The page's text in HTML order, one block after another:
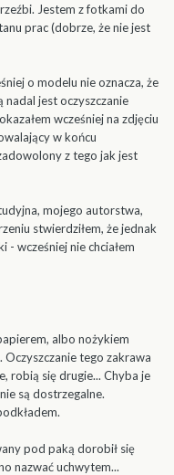
Jestem z fotkami do
prac (dobrze, że nie jest
o modelu nie oznacza, że
nadal jest oczyszczanie
wcześniej na zdjęciu
w końcu
z tego jak jest
mojego autorstwa,
stwierdziłem, że jednak
- wcześniej nie chciałem
albo nożykiem
Oczyszczanie tego zakrawa
robią się drugie... Chyba je
są dostrzegalne.
pod paką dorobił się
nazwać uchwytem...